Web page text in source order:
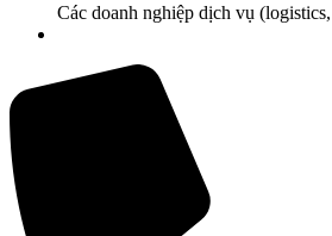
Các doanh nghiệp dịch vụ